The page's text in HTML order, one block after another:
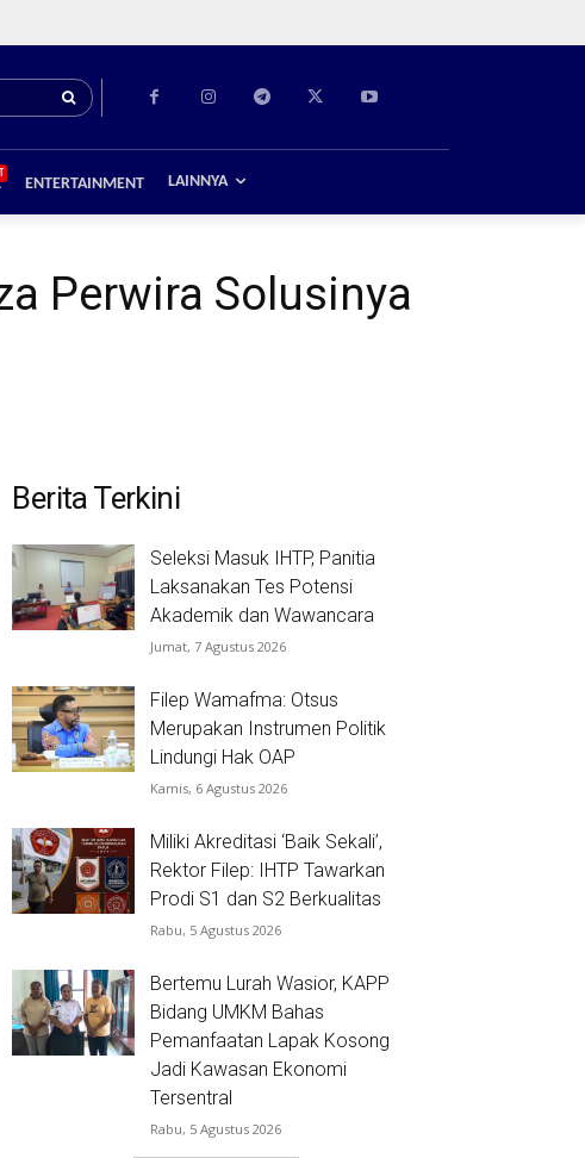
ENTERTAINMENT LAINNYA
Perwira Solusinya
Berita Terkini
Seleksi Masuk IHTP, Panitia
Laksanakan Tes Potensi
Akademik dan Wawancara
Jumat, 7 Agustus 2026
Filep Wamafma: Otsus
Merupakan Instrumen Politik
Lindungi Hak OAP
Kamis, 6 Agustus 2026
Miliki Akreditasi ‘Baik Sekali’,
Rektor Filep: IHTP Tawarkan
Prodi S1 dan S2 Berkualitas
Rabu, 5 Agustus 2026
Bertemu Lurah Wasior, KAPP
Bidang UMKM Bahas
Pemanfaatan Lapak Kosong
Jadi Kawasan Ekonomi
Tersentral
Rabu, 5 Agustus 2026